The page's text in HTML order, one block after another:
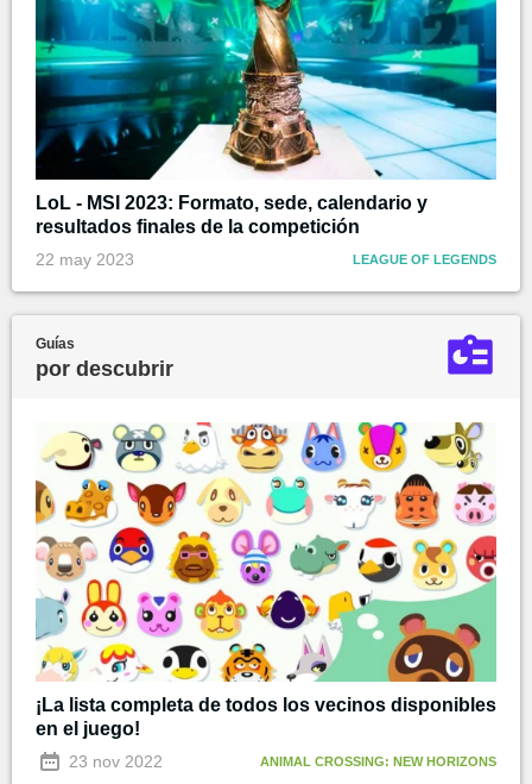
LoL - MSI 2023: Formato, sede, calendario y
resultados finales de la competición
22 may 2023 LEAGUE OF LEGENDS
Guías
por descubrir
¡La lista completa de todos los vecinos disponibles
en el juego!
23 nov 2022 ANIMAL CROSSING: NEW HORIZONS